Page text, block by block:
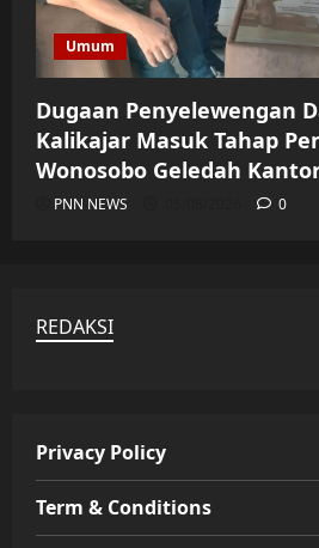
Umum
Dugaan Penyelewengan
Kalikajar Masuk Tahap
Wonosobo Geledah
PNN NEWS 0
REDAKSI
Privacy Policy
Term & Conditions